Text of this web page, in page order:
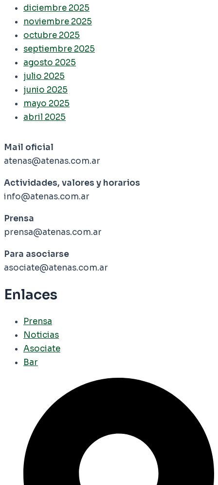
diciembre 2025
noviembre 2025
octubre 2025
septiembre 2025
agosto 2025
julio 2025
junio 2025
mayo 2025
abril 2025
Mail oficial
atenas@atenas.com.ar
Actividades, valores y horarios
info@atenas.com.ar
Prensa
prensa@atenas.com.ar
Para asociarse
asociate@atenas.com.ar
Enlaces
Prensa
Noticias
Asociate
Bar